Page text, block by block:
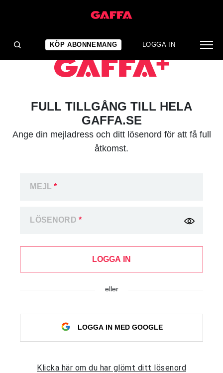
KÖP ABONNEMANG LOGGA IN
FULL TILLGÅNG TILL HELA
GAFFA.SE
Ange din mejladress och ditt lösenord för att få full
åtkomst.
MEJL*
LÖSENORD *
LOGGA IN
eller
LOGGA IN MED GOOGLE
Klicka här om du har glömt ditt lösenord